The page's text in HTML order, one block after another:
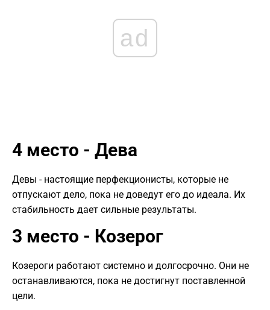
ad
4 место - Дева
Девы - настоящие перфекционисты, которые не
отпускают дело, пока не доведут его до идеала. Их
стабильность дает сильные результаты.
3 место - Козерог
Козероги работают системно и долгосрочно. Они не
останавливаются, пока не достигнут поставленной
цели.